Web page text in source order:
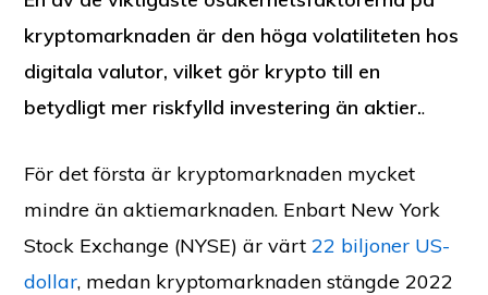
kryptomarknaden är den höga volatiliteten hos
digitala valutor, vilket gör krypto till en
betydligt mer riskfylld investering än aktier..
För det första är kryptomarknaden mycket
mindre än aktiemarknaden. Enbart New York
Stock Exchange (NYSE) är värt22 biljoner US-
dollar, medan kryptomarknaden stängde 2022